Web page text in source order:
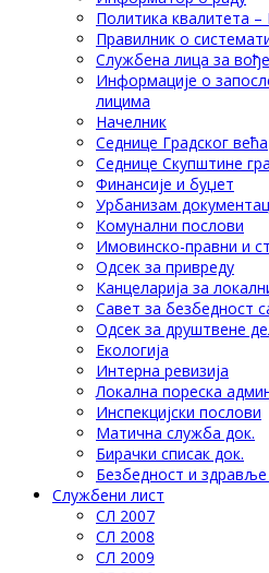
Политика квалитета
Правилник о
Службена лица за
Информације о
лицима
Начелник
Седнице Градског већа
Седнице Скупштине
Финансије и буџет
Урбанизам
Комунални послови
Имовинско-правни и
Одсек за привреду
Канцеларија за
Савет за безбедност
Одсек за друштвене
Eкологија
Интерна ревизија
Локална пореска
Инспекцијски послови
Матична служба док.
Бирачки списак док.
Безбедност и
Службени лист
СЛ 2007
СЛ 2008
СЛ 2009